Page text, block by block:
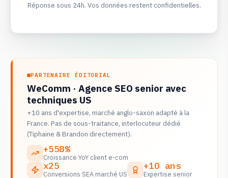
Réponse sous 24h. Vos données restent confidentielles.
PARTENAIRE ÉDITORIAL
WeComm · Agence SEO senior avec
techniques US
+10 ans d'expertise, marché anglo-saxon adapté à la
France. Pas de sous-traitance, interlocuteur dédié
(Tiphaine & Brandon directement).
+558%
Croissance YoY client e-com
x25
Conversions SEA marché US
+10 ans
Expertise senior